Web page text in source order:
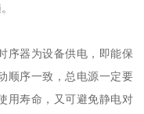
序器为设备供电，即能保
顺序一致，总电源一定要
用寿命，又可避免静电对